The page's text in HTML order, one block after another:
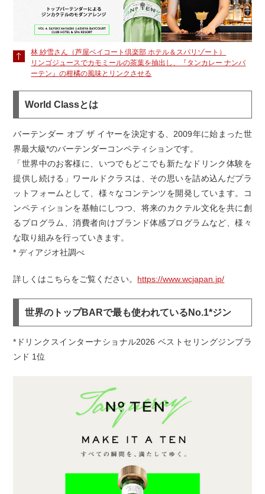
林 紗雪さん（芦屋ベイコート倶楽部 ホテル＆スパリゾート）
リンゴジュースでカモミールの茶葉を抽出し、『タンカレー ナンバ
ーテン』の柑橘の風味とリンクさせる
World Classとは
バーテンダー オブ ザ イヤーを決定する、2009年に始まった世
界最大級*のバーテンダーコンペティションです。
「世界中のお客様に、いつでもどこでも新たなドリンク体験を
提供し続ける」ワールドクラスは、その思いを詰め込んだプラ
ットフォームとして、様々なコンテンツを開発しています。コ
ンペティションを基軸にしつつ、将来のカクテル文化を共に創
るプログラム、消費者向けブランド体感プログラムなど、様々
な取り組みを行っていきます。
* ディアジオ社調べ
詳しくはこちらをご覧ください。 https://www.wcjapan.jp/
世界のトップBARで最も使われているNo.1*ジン
*ドリンクスインターナショナル2026 ベストセリングジンブラ
ンド 1位